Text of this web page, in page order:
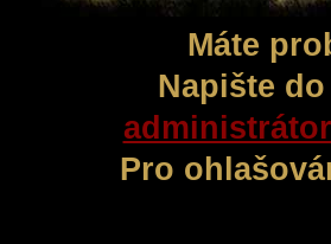
Máte
Napište
Pro